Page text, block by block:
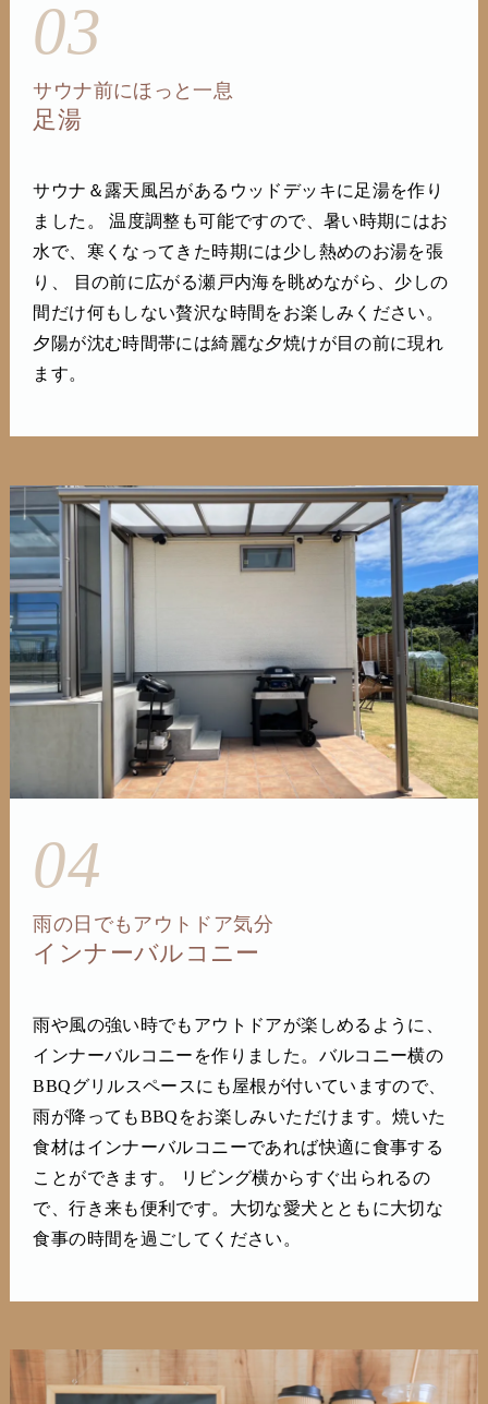
03
サウナ前にほっと一息
足湯
サウナ＆露天風呂があるウッドデッキに足湯を作り
ました。 温度調整も可能ですので、暑い時期にはお
水で、寒くなってきた時期には少し熱めのお湯を張
り、 目の前に広がる瀬戸内海を眺めながら、少しの
間だけ何もしない贅沢な時間をお楽しみください。
夕陽が沈む時間帯には綺麗な夕焼けが目の前に現れ
ます。
04
雨の日でもアウトドア気分
インナーバルコニー
雨や風の強い時でもアウトドアが楽しめるように、
インナーバルコニーを作りました。バルコニー横の
BBQグリルスペースにも屋根が付いていますので、
雨が降ってもBBQをお楽しみいただけます。焼いた
食材はインナーバルコニーであれば快適に食事する
ことができます。 リビング横からすぐ出られるの
で、行き来も便利です。大切な愛犬とともに大切な
食事の時間を過ごしてください。